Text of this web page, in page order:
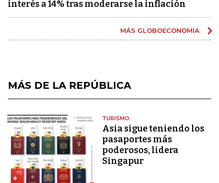
interés a 14% tras moderarse la inflación
MÁS GLOBOECONOMÍA
MÁS DE LA REPÚBLICA
TURISMO
Asia sigue teniendo los
pasaportes más
poderosos, lidera
Singapur